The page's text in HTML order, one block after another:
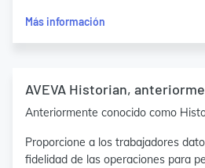
Más información
AVEVA Historian,
Anteriormente conocido como
Proporcione a los trabajadores
fidelidad de las operaciones para